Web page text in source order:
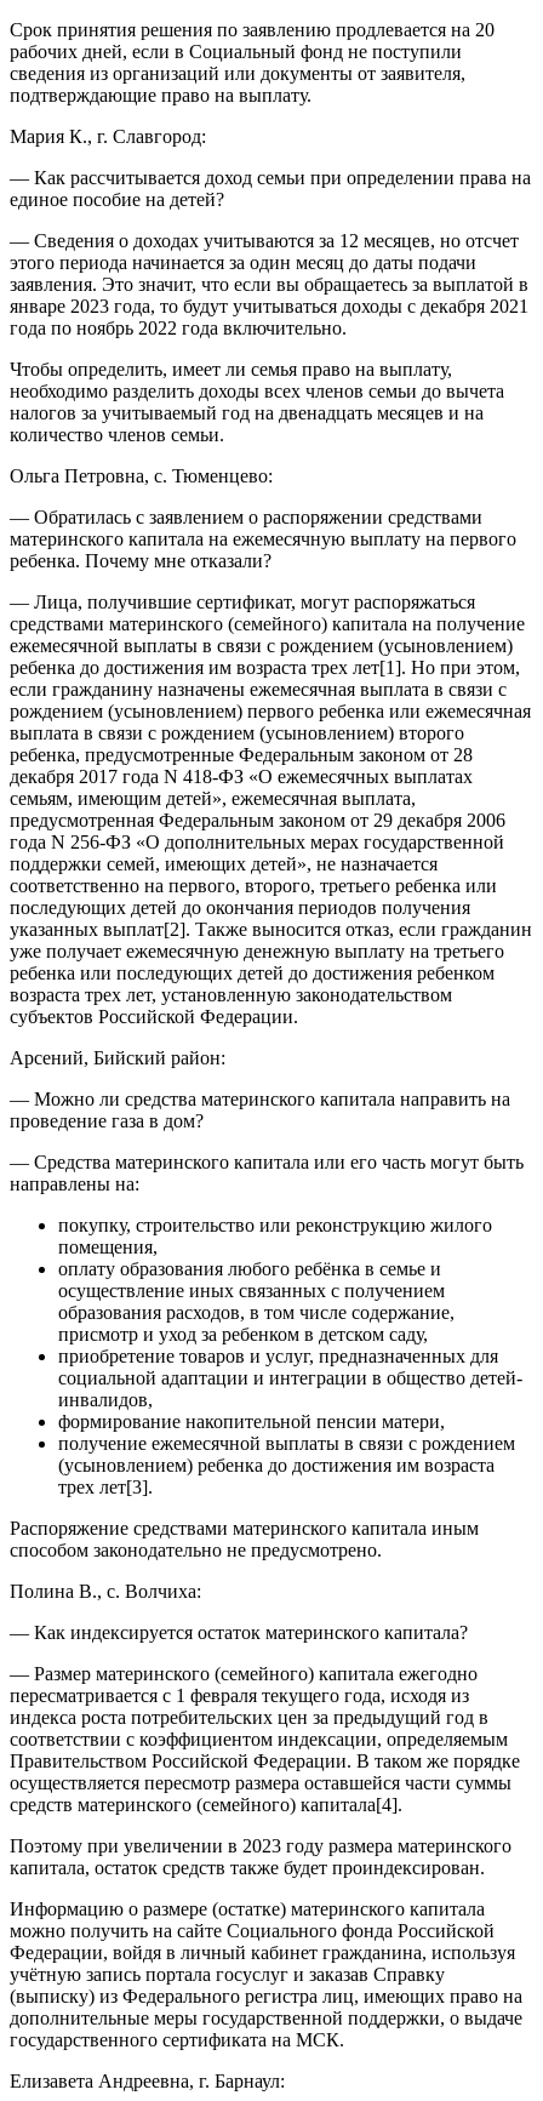
Срок принятия решения по заявлению продлевается на 20
рабочих дней, если в Социальный фонд не поступили
сведения из организаций или документы от заявителя,
подтверждающие право на выплату.
Мария К., г. Славгород:
— Как рассчитывается доход семьи при определении права на
единое пособие на детей?
— Сведения о доходах учитываются за 12 месяцев, но отсчет
этого периода начинается за один месяц до даты подачи
заявления. Это значит, что если вы обращаетесь за выплатой в
январе 2023 года, то будут учитываться доходы с декабря 2021
года по ноябрь 2022 года включительно.
Чтобы определить, имеет ли семья право на выплату,
необходимо разделить доходы всех членов семьи до вычета
налогов за учитываемый год на двенадцать месяцев и на
количество членов семьи.
Ольга Петровна, с. Тюменцево:
— Обратилась с заявлением о распоряжении средствами
материнского капитала на ежемесячную выплату на первого
ребенка. Почему мне отказали?
— Лица, получившие сертификат, могут распоряжаться
средствами материнского (семейного) капитала на получение
ежемесячной выплаты в связи с рождением (усыновлением)
ребенка до достижения им возраста трех лет[1]. Но при этом,
если гражданину назначены ежемесячная выплата в связи с
рождением (усыновлением) первого ребенка или ежемесячная
выплата в связи с рождением (усыновлением) второго
ребенка, предусмотренные Федеральным законом от 28
декабря 2017 года N 418-ФЗ «О ежемесячных выплатах
семьям, имеющим детей», ежемесячная выплата,
предусмотренная Федеральным законом от 29 декабря 2006
года N 256-ФЗ «О дополнительных мерах государственной
поддержки семей, имеющих детей», не назначается
соответственно на первого, второго, третьего ребенка или
последующих детей до окончания периодов получения
указанных выплат[2]. Также выносится отказ, если гражданин
уже получает ежемесячную денежную выплату на третьего
ребенка или последующих детей до достижения ребенком
возраста трех лет, установленную законодательством
субъектов Российской Федерации.
Арсений, Бийский район:
— Можно ли средства материнского капитала направить на
проведение газа в дом?
— Средства материнского капитала или его часть могут быть
направлены на:
покупку, строительство или реконструкцию жилого
помещения,
оплату образования любого ребёнка в семье и
осуществление иных связанных с получением
образования расходов, в том числе содержание,
присмотр и уход за ребенком в детском саду,
приобретение товаров и услуг, предназначенных для
социальной адаптации и интеграции в общество детей-
инвалидов,
формирование накопительной пенсии матери,
получение ежемесячной выплаты в связи с рождением
(усыновлением) ребенка до достижения им возраста
трех лет[3].
Распоряжение средствами материнского капитала иным
способом законодательно не предусмотрено.
Полина В., с. Волчиха:
— Как индексируется остаток материнского капитала?
— Размер материнского (семейного) капитала ежегодно
пересматривается с 1 февраля текущего года, исходя из
индекса роста потребительских цен за предыдущий год в
соответствии с коэффициентом индексации, определяемым
Правительством Российской Федерации. В таком же порядке
осуществляется пересмотр размера оставшейся части суммы
средств материнского (семейного) капитала[4].
Поэтому при увеличении в 2023 году размера материнского
капитала, остаток средств также будет проиндексирован.
Информацию о размере (остатке) материнского капитала
можно получить на сайте Социального фонда Российской
Федерации, войдя в личный кабинет гражданина, используя
учётную запись портала госуслуг и заказав Справку
(выписку) из Федерального регистра лиц, имеющих право на
дополнительные меры государственной поддержки, о выдаче
государственного сертификата на МСК.
Елизавета Андреевна, г. Барнаул: